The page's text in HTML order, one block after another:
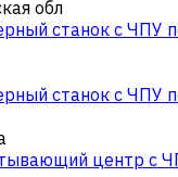
обл
станок с ЧПУ
станок с ЧПУ
центр с